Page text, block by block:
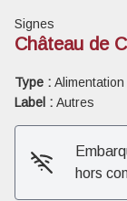
Signes
Château de
Type :
Label : Autres
hors